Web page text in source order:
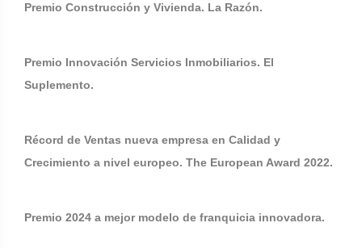
Premio Construcción y Vivienda. La Razón.
Premio Innovación Servicios Inmobiliarios. El
Suplemento.
Récord de Ventas nueva empresa en Calidad y
Crecimiento a nivel europeo. The European Award 2022.
Premio 2024 a mejor modelo de franquicia innovadora.